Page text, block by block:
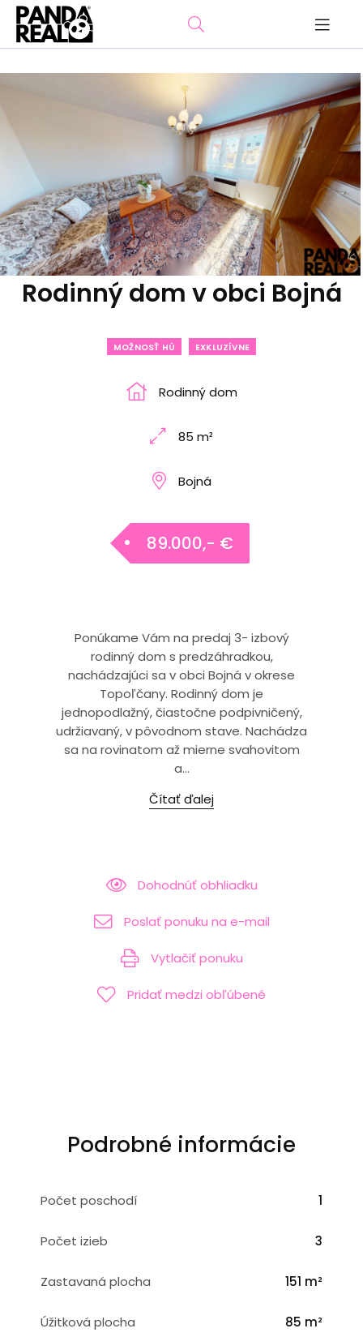
Rodinný dom v obci Bojná
MOŽNOSŤ HÚ EXKLUZÍVNE
Rodinný dom
85 m²
Bojná
89.000,- €
Ponúkame Vám na predaj 3- izbový
rodinný dom s predzáhradkou,
nachádzajúci sa v obci Bojná v okrese
Topoľčany. Rodinný dom je
jednopodlažný, čiastočne podpivničený,
udržiavaný, v pôvodnom stave. Nachádza
sa na rovinatom až mierne svahovitom
a...
Čítať ďalej
Dohodnúť obhliadku
Poslať ponuku na e-mail
Vytlačiť ponuku
Pridať medzi obľúbené
Podrobné informácie
Počet poschodí 1
Počet izieb 3
Zastavaná plocha 151 m²
Úžitková plocha 85 m²